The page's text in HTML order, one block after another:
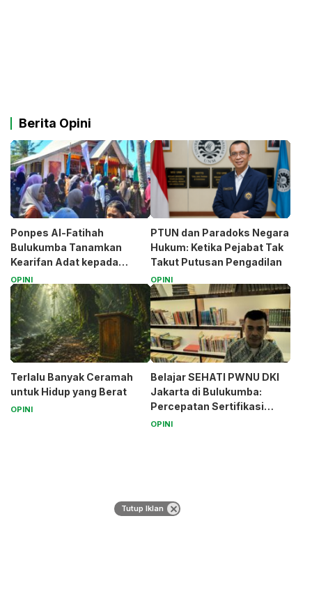
Berita Opini
Ponpes Al-Fatihah
Bulukumba Tanamkan
Kearifan Adat kepada
Santri (Bagian 1)
OPINI
PTUN dan Paradoks Negara
Hukum: Ketika Pejabat Tak
Takut Putusan Pengadilan
OPINI
Terlalu Banyak Ceramah
untuk Hidup yang Berat
OPINI
Belajar SEHATI PWNU DKI
Jakarta di Bulukumba:
Percepatan Sertifikasi
Halal Bagi UMK
OPINI
Tutup Iklan